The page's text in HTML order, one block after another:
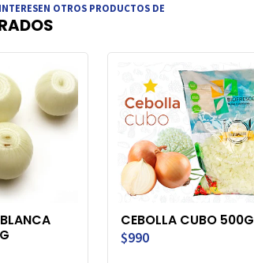
OTROS PRODUCTOS DE
CEBOLLA CUBO 500G
$990